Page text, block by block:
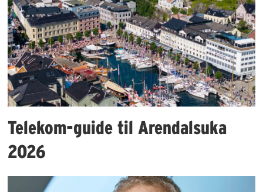
Telekom-guide til Arendalsuka
2026